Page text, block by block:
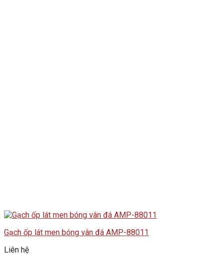
Gạch ốp lát men bóng vân đá AMP-88011
Liên hệ